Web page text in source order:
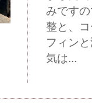
みです
整と、
フィン
気は...